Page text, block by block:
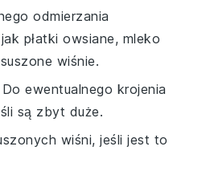
odmierzania
płatki owsiane, mleko
wiśnie.
Do ewentualnego krojenia
są zbyt duże.
wiśni, jeśli jest to